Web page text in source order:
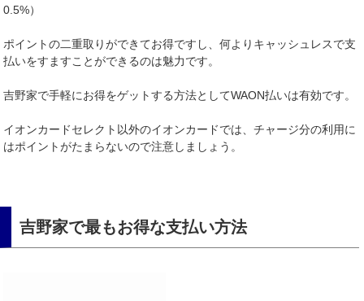
0.5%）
ポイントの二重取りができてお得ですし、何よりキャッシュレスで支
払いをすますことができるのは魅力です。
吉野家で手軽にお得をゲットする方法としてWAON払いは有効です。
イオンカードセレクト以外のイオンカードでは、チャージ分の利用に
はポイントがたまらないので注意しましょう。
吉野家で最もお得な支払い方法